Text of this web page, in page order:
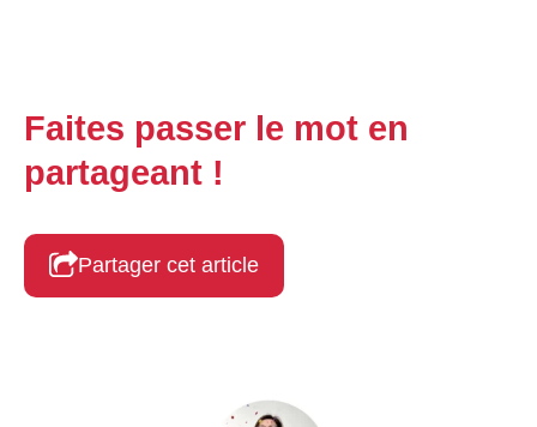
Faites passer le mot en
partageant !
Partager cet article